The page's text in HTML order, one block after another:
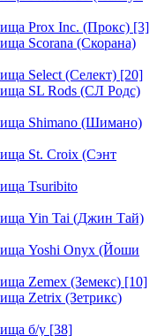
Prox Inc. (Прокс) [3]
Scorana (Скорана)
Select (Селект) [20]
SL Rods (СЛ Родс)
Shimano (Шимано)
St. Croix (Сэнт
Tsuribito
Yin Tai (Джин Тай)
Yoshi Onyx (Йоши
Zemex (Земекс) [10]
Zetrix (Зетрикс)
б/у [38]